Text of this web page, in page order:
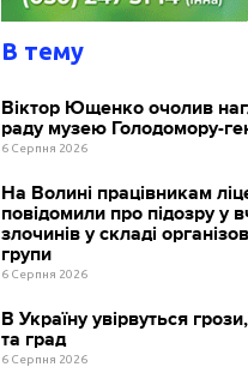
В тему
Віктор Ющенко очолив
раду музею Голодомору-
6 Серпня 2026
На Волині працівникам
повідомили про підозру у
злочинів у складі
групи
6 Серпня 2026
В Україну увірвуться
та град
6 Серпня 2026